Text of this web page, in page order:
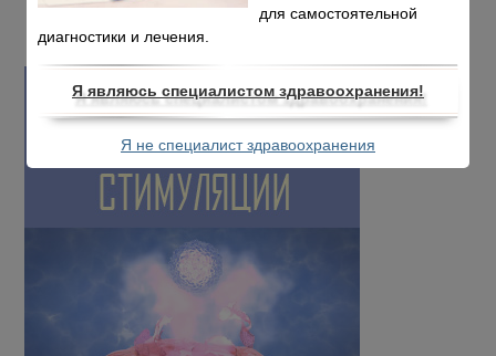
для самостоятельной
диагностики и лечения.
Я являюсь специалистом здравоохранения!
Я не специалист здравоохранения